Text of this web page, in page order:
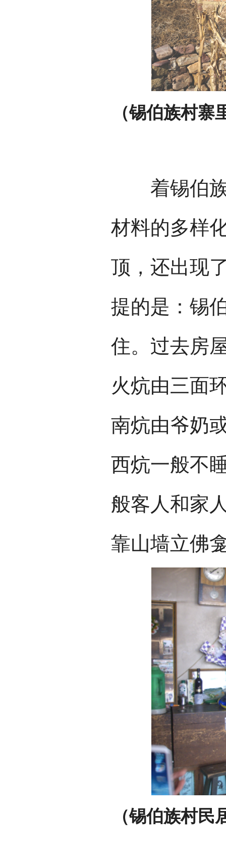
（锡伯族村
着锡伯族
材料的多样
顶，还出现
提的是：锡
住。过去房
火炕由三面
南炕由爷奶
西炕一般不
般客人和家
靠山墙立佛
（锡伯族村